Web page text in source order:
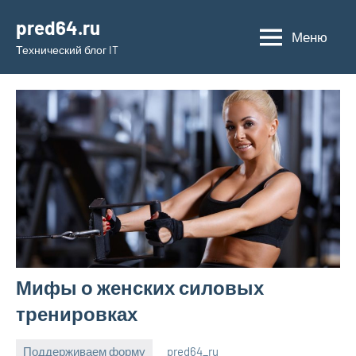
содержимому
pred64.ru
Технический блог IT
Меню
Мифы о женских силовых
тренировках
Поддерживаем форму pred64_ru